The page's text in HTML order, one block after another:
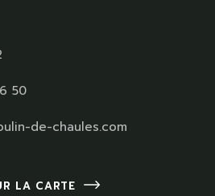
50
de-chaules.com
LA CARTE